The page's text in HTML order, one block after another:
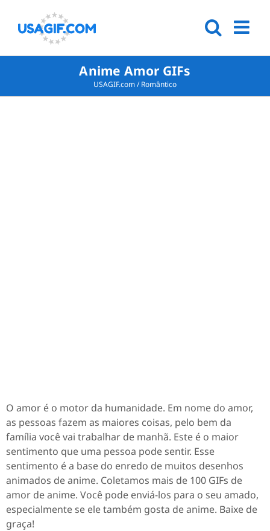
Anime Amor GIFs
USAGIF.com/Romântico
O amor é o motor da humanidade. Em nome do amor,
as pessoas fazem as maiores coisas, pelo bem da
família você vai trabalhar de manhã. Este é o maior
sentimento que uma pessoa pode sentir. Esse
sentimento é a base do enredo de muitos desenhos
animados de anime. Coletamos mais de 100 GIFs de
amor de anime. Você pode enviá-los para o seu amado,
especialmente se ele também gosta de anime. Baixe de
graça!